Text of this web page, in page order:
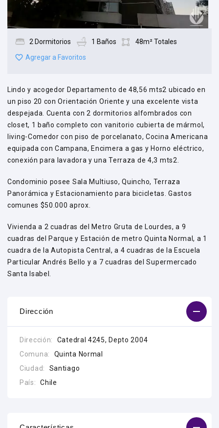
2 Dormitorios 1 Baños
48m² Totales
Agregar a Favoritos
Lindo y acogedor Departamento de 48,56 mts2 ubicado en
un piso 20 con Orientación Oriente y una excelente vista
despejada. Cuenta con 2 dormitorios alfombrados con
closet, 1 baño completo con vanitorio cubierta de mármol,
living-Comedor con piso de porcelanato, Cocina Americana
equipada con Campana, Encimera a gas y Horno eléctrico,
conexión para lavadora y una Terraza de 4,3 mts2.
Condominio posee Sala Multiuso, Quincho, Terraza
Panorámica y Estacionamiento para bicicletas. Gastos
comunes $50.000 aprox.
Vivienda a 2 cuadras del Metro Gruta de Lourdes, a 9
cuadras del Parque y Estación de metro Quinta Normal, a 1
cuadra de la Autopista Central, a 4 cuadras de la Escuela
Particular Andrés Bello y a 7 cuadras del Supermercado
Santa Isabel.
Dirección
Dirección:
Catedral 4245, Depto 2004
Comuna:
Quinta Normal
Ciudad:
Santiago
País:
Chile